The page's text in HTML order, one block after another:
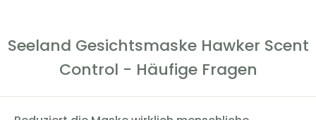
ohne zu stören. DieBelüftungslöcher im Mundbereich
verhindern das Beschlagen von Optiken und ermöglichen
müheloses Atmen bei körperlicher Belastung. Der verlängerte
Hals sorgt dafür, dass die Maske auch unter den Kragen
reicht und keine ungeschützten Hautpartien sichtbar bleiben.
Seeland Gesichtsmaske Hawker Scent
Control - Häufige Fragen